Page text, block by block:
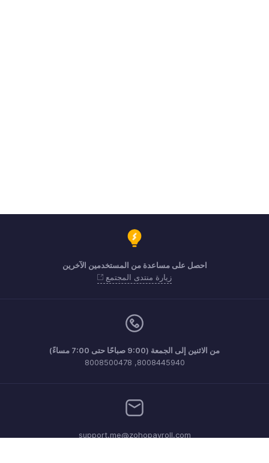
احصل على مساعدة من المستخدمين الآخرين
زيارة منتدى المجتمع
من الاثنين إلى الجمعة (9:00 صباحًا حتى 7:00 مساءً)
8008445940, 8008500478
support.me@zohopayroll.com